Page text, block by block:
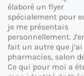
élaboré un flyer
spécialement pour
je me présentais
personnellement.
fait un autre que
pharmacies, salon
Ce qui pour moi a